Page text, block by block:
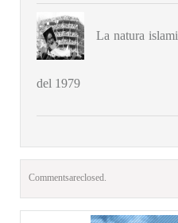
La natura
del 1979
Comments are closed.